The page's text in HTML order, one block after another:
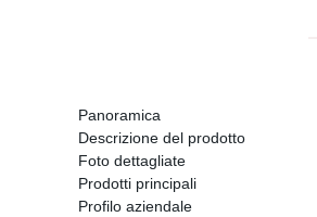
Panoramica
Descrizione del prodotto
Foto dettagliate
Prodotti principali
Profilo aziendale